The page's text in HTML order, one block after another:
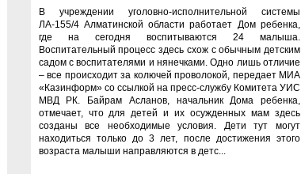
В учреждении уголовно-исполнительной системы
ЛА-155/4 Алматинской области работает Дом ребенка,
где на сегодня воспитываются 24 малыша.
Воспитательный процесс здесь схож с обычным детским
садом с воспитателями и нянечками. Одно лишь отличие
– все происходит за колючей проволокой, передает МИА
«Казинформ» со ссылкой на пресс-службу Комитета УИС
МВД РК. Байрам Асланов, начальник Дома ребенка,
отмечает, что для детей и их осужденных мам здесь
созданы все необходимые условия. Дети тут могут
находиться только до 3 лет, после достижения этого
возраста малыши направляются в детс...